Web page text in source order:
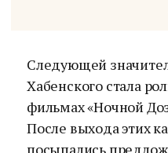
Следующей
Хабенского стала
фильмах «Ночной
После выхода этих
посыпались